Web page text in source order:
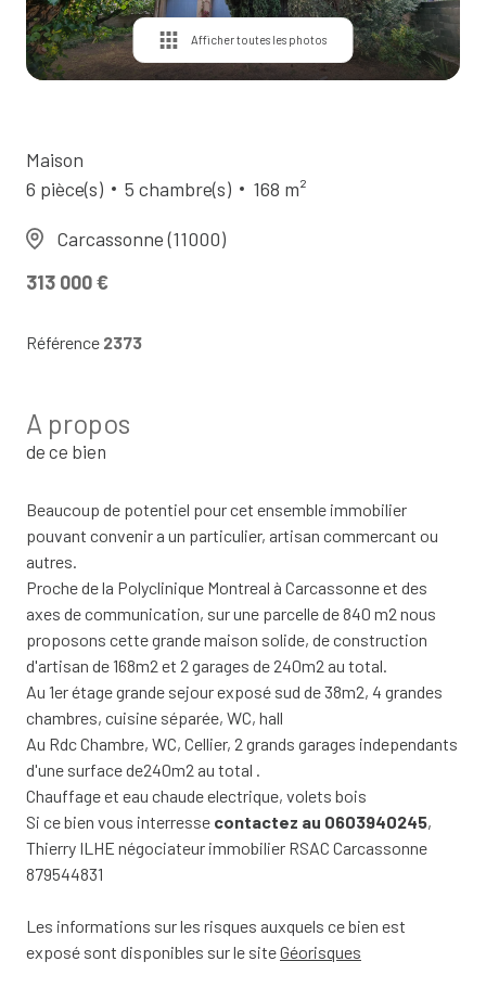
Contact Afficher toutes les photos
Maison
6 pièce(s)
5 chambre(s) 168 m²
Carcassonne (11000)
313 000 €
Référence 2373
A propos
de ce bien
Beaucoup de potentiel pour cet ensemble immobilier
pouvant convenir a un particulier, artisan commercant ou
autres.
Proche de la Polyclinique Montreal à Carcassonne et des
axes de communication, sur une parcelle de 840 m2 nous
proposons cette grande maison solide, de construction
d'artisan de 168m2 et 2 garages de 240m2 au total.
Au 1er étage grande sejour exposé sud de 38m2, 4 grandes
chambres, cuisine séparée, WC, hall
Au Rdc Chambre, WC, Cellier, 2 grands garages independants
d'une surface de240m2 au total .
Chauffage et eau chaude electrique, volets bois
Si ce bien vous interresse contactez au 0603940245,
Thierry ILHE négociateur immobilier RSAC Carcassonne
879544831
Les informations sur les risques auxquels ce bien est
exposé sont disponibles sur le siteGéorisques